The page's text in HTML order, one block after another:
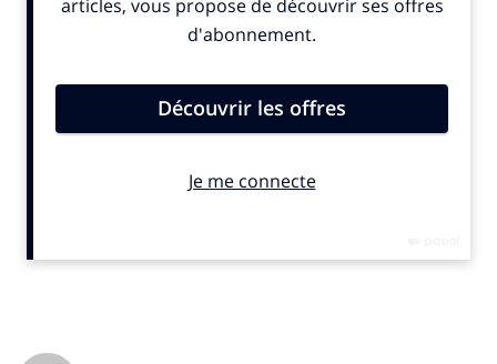
en Australie. Pas encore en France.
Ce sera en “partenariat” avec GL events, nouveau
concessionnaire de l’enceinte. Les New Orleans Saints sont
assurés d’être à l’affiche, face à un adversaire restant à
marketing de la NFL en France dans le cadre du programme
Américain.
Ce rendez-vous s’inscrit dans la stratégie de développement